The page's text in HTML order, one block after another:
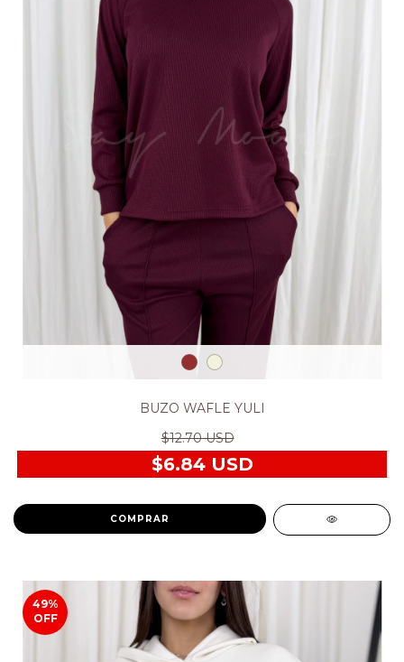
BUZO WAFLE YULI
$12.70 USD
$6.84 USD
COMPRAR
49%
OFF